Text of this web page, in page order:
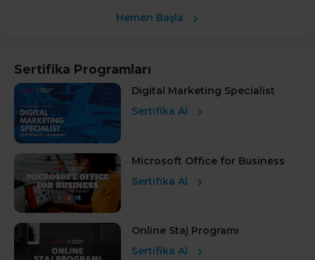
Hemen Başla
Sertifika Programları
Digital Marketing Specialist
Sertifika Al
Microsoft Office for Business
Sertifika Al
Online Staj Programı
Sertifika Al